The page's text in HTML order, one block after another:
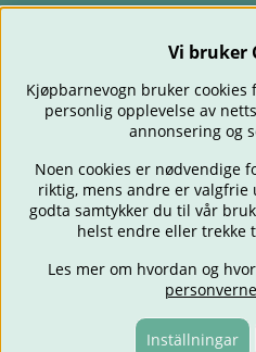
BARNEVOGNER BILSTOLER
FORELDRE
Vi bruker
Kjøpbarnevogn bruker
personlig opplevelse av
annonsering og
Noen cookies er nødvendige
riktig, mens andre er valgfrie
godta samtykker du til vår
helst endre eller trekke
Les mer om hvordan og
Inställningar